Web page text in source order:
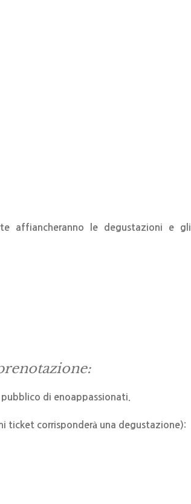
affiancheranno le degustazioni e gli
di enoappassionati.
ticket corrisponderà una degustazione):